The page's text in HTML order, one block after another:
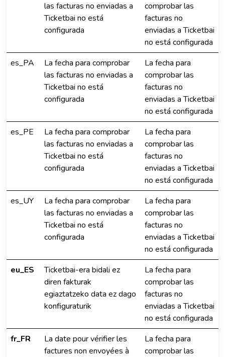
las facturas no enviadas a
Ticketbai no está
configurada
comprobar las
facturas no
enviadas a Ticketbai
no está configurada
es_PA
La fecha para comprobar
las facturas no enviadas a
Ticketbai no está
configurada
La fecha para
comprobar las
facturas no
enviadas a Ticketbai
no está configurada
es_PE
La fecha para comprobar
las facturas no enviadas a
Ticketbai no está
configurada
La fecha para
comprobar las
facturas no
enviadas a Ticketbai
no está configurada
es_UY
La fecha para comprobar
las facturas no enviadas a
Ticketbai no está
configurada
La fecha para
comprobar las
facturas no
enviadas a Ticketbai
no está configurada
eu_ES
Ticketbai-era bidali ez
diren fakturak
egiaztatzeko data ez dago
konfiguraturik
La fecha para
comprobar las
facturas no
enviadas a Ticketbai
no está configurada
fr_FR
La date pour vérifier les
factures non envoyées à
La fecha para
comprobar las